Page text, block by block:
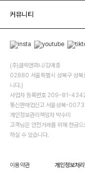
커뮤니티
(주)클릭앤퍼니/김예중
02880 서울특별시 성북구 성북
니다.)
사업자 등록번호 209-81-
통신판매업신고 서울성북-
개인정보관리책임자 박수미
고객님은 안전거래를 위해 현금
하실 수 있습니다.
이용약관 개인정보처